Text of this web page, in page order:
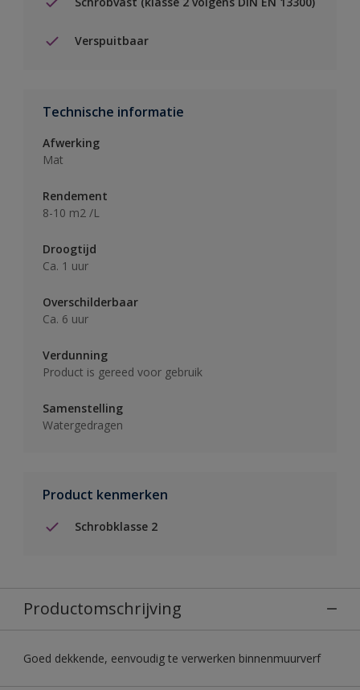
Verspuitbaar
Technische informatie
Afwerking
Mat
Rendement
8-10 m2 /L
Droogtijd
Ca. 1 uur
Overschilderbaar
Ca. 6 uur
Verdunning
Product is gereed voor gebruik
Samenstelling
Watergedragen
Product kenmerken
Schrobklasse 2
Productomschrijving
Goed dekkende, eenvoudig te verwerken binnenmuurverf